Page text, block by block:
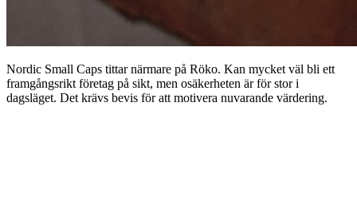
Nordic Small Caps tittar närmare på Röko. Kan mycket väl bli ett
framgångsrikt företag på sikt, men osäkerheten är för stor i
dagsläget. Det krävs bevis för att motivera nuvarande värdering.